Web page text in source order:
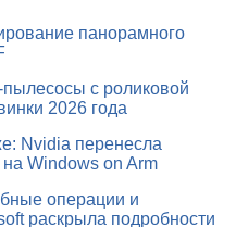
панорамного
с роликовой
2026 года
Nvidia перенесла
на Windows on Arm
операции и
раскрыла подробности